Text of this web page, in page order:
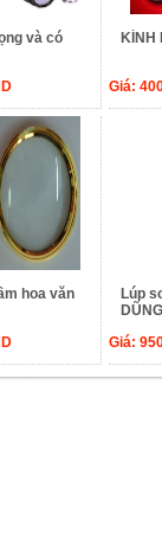
và có
KÍNH
Giá:
hoa văn
Lúp
Giá: